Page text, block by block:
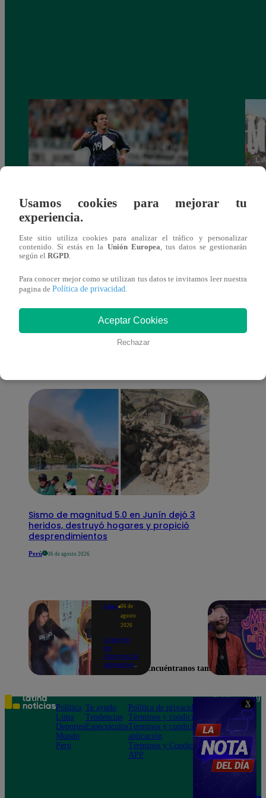
X
Messi, a 19 años de su debut en los
Mundiales
También te puede
interesar
Sismo de magnitud 5.0 en Junín dejó 3
heridos, destruyó hogares y propició
desprendimientos
Perú 06 de agosto 2026
Lima 06 de
agosto
2026
Captan
en
cámara la
agresión
niño con
autismo:
madre
denuncia
maltratos
contínuos
Usamos cookies para mejorar tu
experiencia.
Este sitio utiliza cookies para analizar el tráfico y personalizar
contenido. Si estás en la Unión Europea , tus datos se gestionarán
según el RGPD
Para conocer mejor como se utilizan tus datos te invitamos leer nuestra
pagina de Política de privacidad
Aceptar Cookies
Rechazar
Encuéntranos también en
Política
Lima
Deportes
Mundo
Perú
Te ayudo
Tendencias
Espectáculos
Política de privacidad
Términos y condiciones
Términos y condiciones
aplicación
Términos y Condiciones
APP
Teléfono: 219
Av. San
Felipe 968
Jesús María